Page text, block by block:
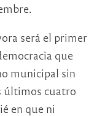
será el primer
que
municipal sin
últimos cuatro
en que ni